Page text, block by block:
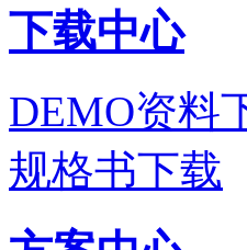
下载中心
DEMO资料
规格书下载